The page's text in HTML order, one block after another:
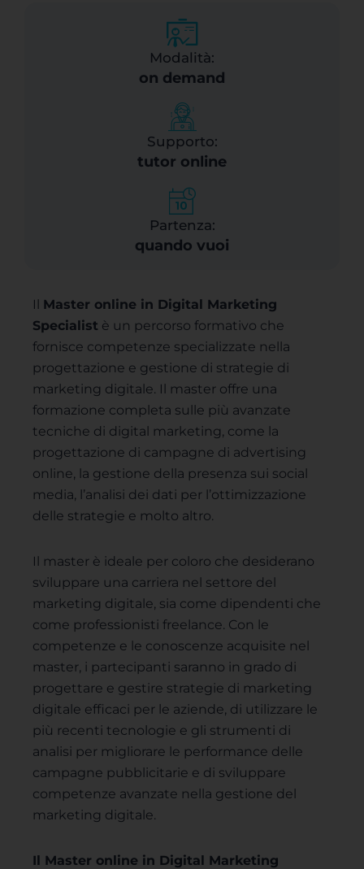
Modalità:
on demand
Supporto:
tutor online
Partenza:
quando vuoi
Il Master online in Digital Marketing
Specialist è un percorso formativo che
fornisce competenze specializzate nella
progettazione e gestione di strategie di
marketing digitale. Il master offre una
formazione completa sulle più avanzate
tecniche di digital marketing, come la
progettazione di campagne di advertising
online, la gestione della presenza sui social
media, l’analisi dei dati per l’ottimizzazione
delle strategie e molto altro.
Il master è ideale per coloro che desiderano
sviluppare una carriera nel settore del
marketing digitale, sia come dipendenti che
come professionisti freelance. Con le
competenze e le conoscenze acquisite nel
master, i partecipanti saranno in grado di
progettare e gestire strategie di marketing
digitale efficaci per le aziende, di utilizzare le
più recenti tecnologie e gli strumenti di
analisi per migliorare le performance delle
campagne pubblicitarie e di sviluppare
competenze avanzate nella gestione del
marketing digitale.
Il Master online in Digital Marketing